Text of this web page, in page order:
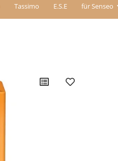
Tassimo E.S.E für Senseo